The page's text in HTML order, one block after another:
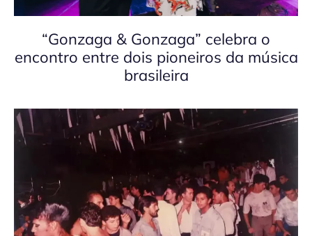
“Gonzaga & Gonzaga” celebra o
encontro entre dois pioneiros da música
brasileira